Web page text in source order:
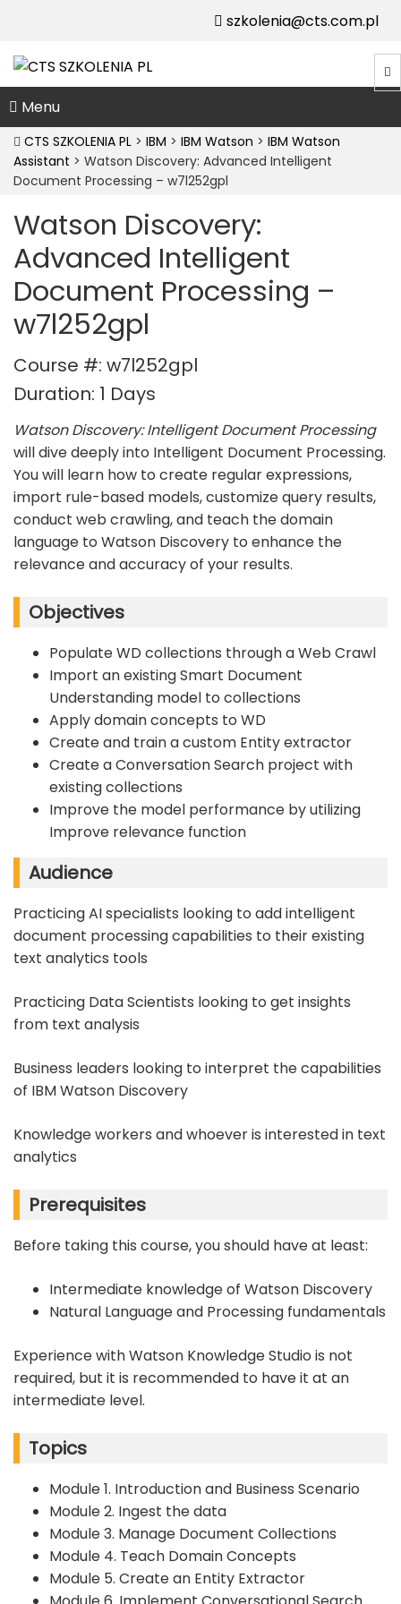
szkolenia@cts.com.pl
Menu
CTS SZKOLENIA PL > IBM > IBM Watson > IBM Watson
Assistant > Watson Discovery: Advanced Intelligent
Document Processing – w7l252gpl
Watson Discovery:
Advanced Intelligent
Document Processing –
w7l252gpl
Course #: w7l252gpl
Duration: 1 Days
Watson Discovery: Intelligent Document Processing
will dive deeply into Intelligent Document Processing.
You will learn how to create regular expressions,
import rule-based models, customize query results,
conduct web crawling, and teach the domain
language to Watson Discovery to enhance the
relevance and accuracy of your results.
Objectives
Populate WD collections through a Web Crawl
Import an existing Smart Document
Understanding model to collections
Apply domain concepts to WD
Create and train a custom Entity extractor
Create a Conversation Search project with
existing collections
Improve the model performance by utilizing
Improve relevance function
Audience
Practicing AI specialists looking to add intelligent
document processing capabilities to their existing
text analytics tools
Practicing Data Scientists looking to get insights
from text analysis
Business leaders looking to interpret the capabilities
of IBM Watson Discovery
Knowledge workers and whoever is interested in text
analytics
Prerequisites
Before taking this course, you should have at least:
Intermediate knowledge of Watson Discovery
Natural Language and Processing fundamentals
Experience with Watson Knowledge Studio is not
required, but it is recommended to have it at an
intermediate level.
Topics
Module 1. Introduction and Business Scenario
Module 2. Ingest the data
Module 3. Manage Document Collections
Module 4. Teach Domain Concepts
Module 5. Create an Entity Extractor